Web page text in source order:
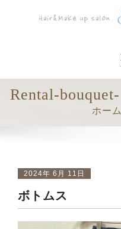
Rental-bouquet-
ホーム
2024年 6月 11日
ボトムス